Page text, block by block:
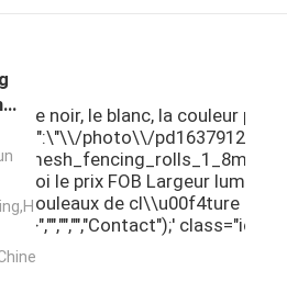
le noir, le blanc, la couleur
photo\\/pd163791265-
moi le prix FOB Largeur
rouleaux de cl\\u00f4ture 1,8